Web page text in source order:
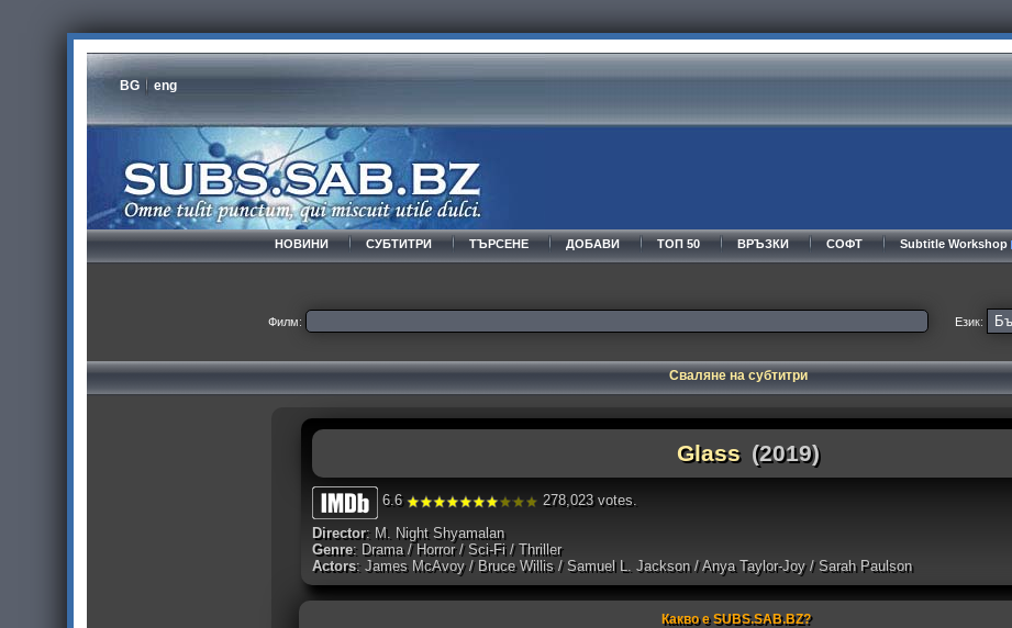
BG eng
НОВИНИ СУБТИТРИ ТЪРСЕНЕ ДОБАВИ ТОП 50 ВРЪЗКИ СОФТ Subtitle Workshop
Филм: Език:
Сваляне на субтитри
Glass (2019)
6.6 278,023 votes.
Director: M. Night Shyamalan
Genre: Drama / Horror / Sci-Fi / Thriller
Actors: James McAvoy / Bruce Willis / Samuel L. Jackson / Anya Taylor-Joy / Sarah Paulson
Какво е SUBS.SAB.BZ?